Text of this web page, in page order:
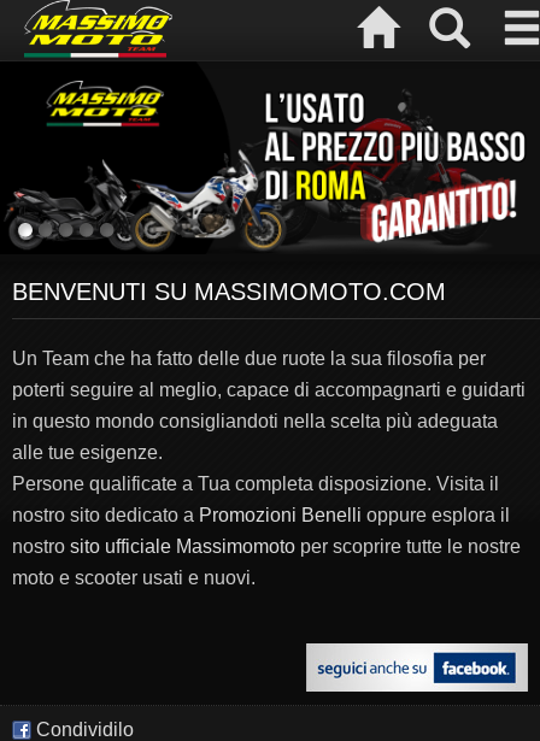
BENVENUTI SU MASSIMOMOTO.COM
Un Team che ha fatto delle due ruote la sua filosofia per
poterti seguire al meglio, capace di accompagnarti e guidarti
in questo mondo consigliandoti nella scelta più adeguata
alle tue esigenze.
Persone qualificate a Tua completa disposizione. Visita il
nostro sito dedicato a Promozioni Benelli oppure esplora il
nostro sito ufficiale Massimomoto per scoprire tutte le nostre
moto e scooter usati e nuovi.
Condividilo